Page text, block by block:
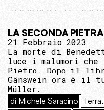
LA SECONDA PIETRA
21 Febbraio 2023
La morte di
luce i malumori
Pietro. Dopo il
Gänswein ora è il
Müller.
di Michele Saracino